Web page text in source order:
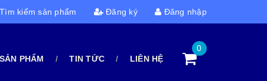
Tìm kiếm sản phẩm Đăng ký Đăng nhập
SẢN PHẨM TIN TỨC LIÊN HỆ
0